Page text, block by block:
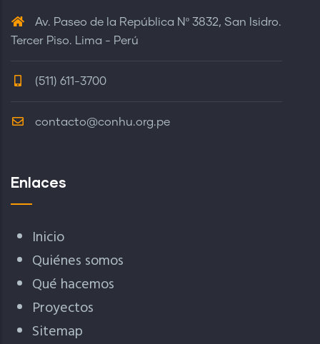
Av. Paseo de la República Nº 3832, San Isidro.
Tercer Piso. Lima - Perú
(511) 611-3700
contacto@conhu.org.pe
Enlaces
Inicio
Quiénes somos
Qué hacemos
Proyectos
Sitemap